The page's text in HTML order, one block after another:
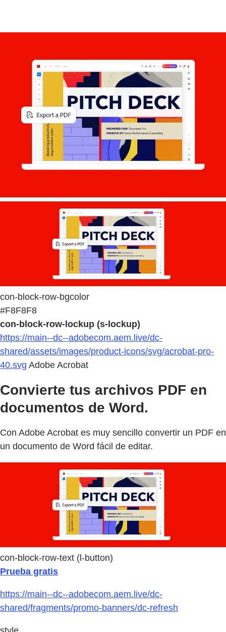
con-block-row-bgcolor
#F8F8F8
con-block-row-lockup (s-lockup)
https://main--dc--adobecom.aem.live/dc-
shared/assets/images/product-icons/svg/acrobat-pro-
40.svg Adobe Acrobat
Convierte tus archivos PDF en
documentos de Word.
Con Adobe Acrobat es muy sencillo convertir un PDF en
un documento de Word fácil de editar.
con-block-row-text (l-button)
Prueba gratis
https://main--dc--adobecom.aem.live/dc-
shared/fragments/promo-banners/dc-refresh